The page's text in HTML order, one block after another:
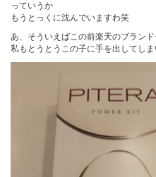
っていうか
もうとっくに沈んでいますわ笑
あ、そういえばこの前楽天のブラン
私もとうとうこの子に手を出してしま